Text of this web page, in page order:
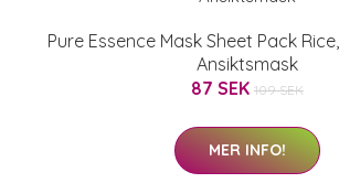
Pure Essence Mask Sheet Pack
Ansiktsmask
87 SEK 109 SEK
MER INFO!